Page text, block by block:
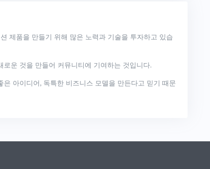
제품을 만들기 위해 많은 노력과 기술을 투자하고 있습
운 것을 만들어 커뮤니티에 기여하는 것입니다.
아이디어, 독특한 비즈니스 모델을 만든다고 믿기 때문